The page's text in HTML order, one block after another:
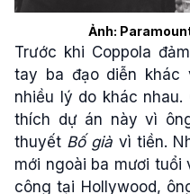
Ảnh:
Trước khi Coppola
tay ba đạo diễn
nhiều lý do khác nhau.
thích dự án này vì
thuyết Bố già vì tiền.
mới ngoài ba mươi
công tại Hollywood,